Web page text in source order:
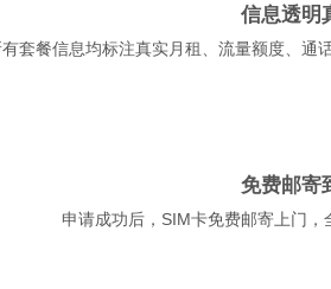
信息透明
有套餐信息均标注真实月租、流量额度、通
免费邮寄
申请成功后，SIM卡免费邮寄上门